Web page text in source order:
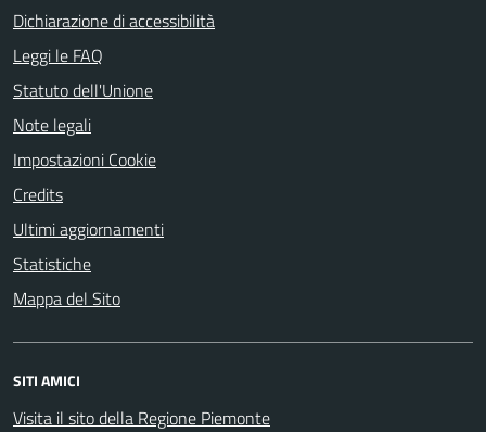
Dichiarazione di accessibilità
Leggi le FAQ
Statuto dell'Unione
Note legali
Impostazioni Cookie
Credits
Ultimi aggiornamenti
Statistiche
Mappa del Sito
SITI AMICI
Visita il sito della Regione Piemonte